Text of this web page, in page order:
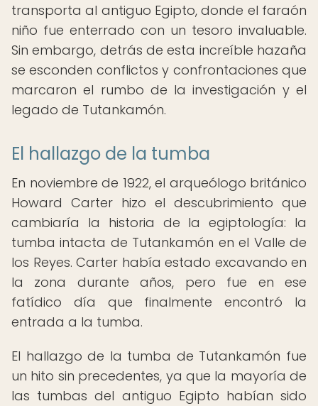
transporta al antiguo Egipto, donde el faraón
niño fue enterrado con un tesoro invaluable.
Sin embargo, detrás de esta increíble hazaña
se esconden conflictos y confrontaciones que
marcaron el rumbo de la investigación y el
legado de Tutankamón.
El hallazgo de la tumba
En noviembre de 1922, el arqueólogo británico
Howard Carter hizo el descubrimiento que
cambiaría la historia de la egiptología: la
tumba intacta de Tutankamón en el Valle de
los Reyes. Carter había estado excavando en
la zona durante años, pero fue en ese
fatídico día que finalmente encontró la
entrada a la tumba.
El hallazgo de la tumba de Tutankamón fue
un hito sin precedentes, ya que la mayoría de
las tumbas del antiguo Egipto habían sido